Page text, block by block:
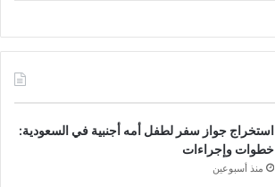
استخراج جواز سفر لطفل أمه أجنبية في السعودية:
خطوات وإجراءات
منذ أسبوعين